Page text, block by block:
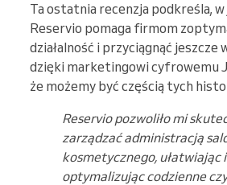
Ta ostatnia recenzja podkreśla,
Reservio pomaga firmom
działalność i przyciągnąć
dzięki marketingowi cyfrowemu
że możemy być częścią tych
Reservio pozwoliło mi
zarządzać administracją
kosmetycznego, ułatwiając i
optymalizując codzienne